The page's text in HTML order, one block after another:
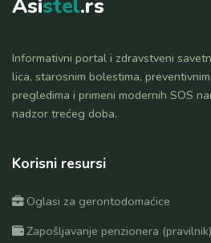
Asistel.rs
Informativni portal i zdravstveni
lica, starosnim bolestima,
pregledima i primeni modernih SOS
nadzor trećeg doba.
Korisni resursi
Oglasi za gerontodomaćice
Zapošljavanje penzionera (pravilnik)